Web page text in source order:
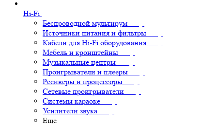
Hi-Fi
Беспроводной мультирум
Источники питания и фильтры
Кабели для Hi-Fi оборудования
Мебель и кронштейны
Музыкальные центры
Проигрыватели и плееры
Ресиверы и процессоры
Сетевые проигрыватели
Системы караоке
Усилители звука
Еще